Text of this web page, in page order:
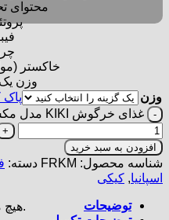
هیچ محصولی در سبد خرید نیست.
محتوای
خاکستر
وزن
وزن
غذای خرگوش KIKI مدل مکس منو عدد
افزودن به سبد خرید
شناسه محصول: FRKM دسته:
اسپانیا, کیکی
توضیحات